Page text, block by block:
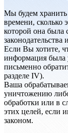
Мы будем
времени, сколько
которой она была
Если Вы хотите,
информация была
письменно
разделе IV).
Ваша
уничтожению
обработки или в
этих целей, если
законом.